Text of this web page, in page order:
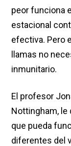
peor funciona
estacional
efectiva. Pero
llamas no
inmunitario.
El profesor
Nottingham, le
que pueda
diferentes del